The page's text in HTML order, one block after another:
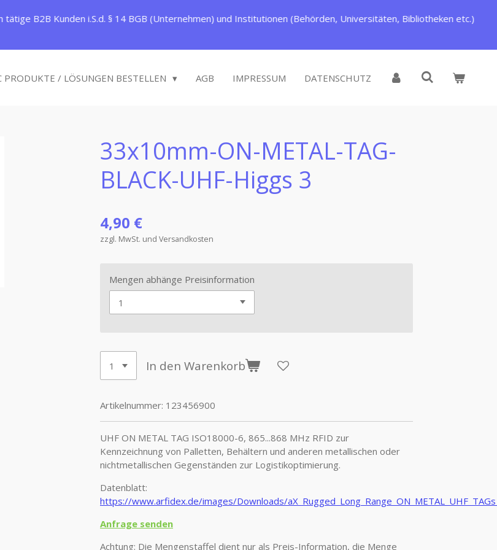
B2B Kunden i.S.d. § 14 BGB (Unternehmen) und Institutionen (Behörden, Universitäten, Bibliotheken etc.)
PRODUKTE / LÖSUNGEN BESTELLEN AGB IMPRESSUM DATENSCHUTZ
33x10mm-ON-METAL-TAG-
BLACK-UHF-Higgs 3
4,90 €
zzgl. MwSt. und Versandkosten
Mengen abhänge Preisinformation
In den Warenkorb
Artikelnummer: 123456900
UHF ON METAL TAG ISO18000-6, 865...868 MHz RFID zur
Kennzeichnung von Palletten, Behältern und anderen metallischen oder
nichtmetallischen Gegenständen zur Logistikoptimierung.
Datenblatt:
https://www.arfidex.de/images/Downloads/
Anfrage senden
Achtung: Die Mengenstaffel dient nur als Preis-Information, die Menge